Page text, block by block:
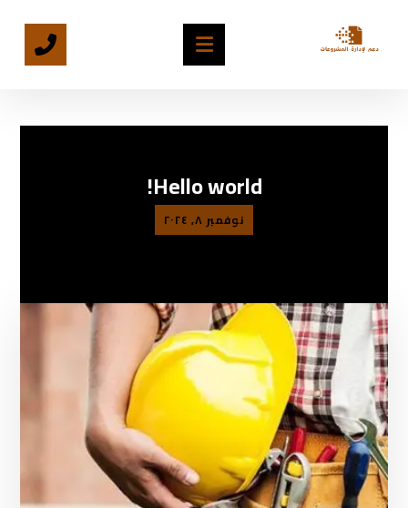
Hello world!
نوفمبر ٨, ٢٠٢٤